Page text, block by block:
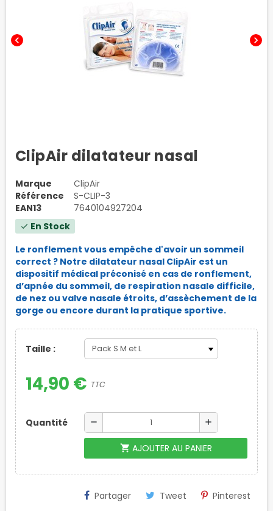
chevron_left chevron_right
ClipAir dilatateur nasal
Marque
ClipAir
Référence
S-CLIP-3
EAN13
7640104927204
check En Stock
Le ronflement vous empêche d'avoir un sommeil
correct ? Notre dilatateur nasal ClipAir est un
dispositif médical préconisé en cas de ronflement,
d’apnée du sommeil, de respiration nasale difficile,
de nez ou valve nasale étroits, d’assèchement de la
gorge ou encore durant la pratique sportive.
Taille :
14,90 € TTC
Quantité remove add
shopping_cart AJOUTER AU PANIER
Partager Tweet Pinterest